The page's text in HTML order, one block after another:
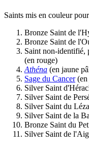
Saints mis en couleur
Bronze Saint de
Bronze Saint de
Saint non-identifié,
(en rouge)
Athéna (en jaune
Sage du Cancer(en
Silver Saint
Silver Saint de
Silver Saint du
Silver Saint de la
Bronze Saint du
Silver Saint de